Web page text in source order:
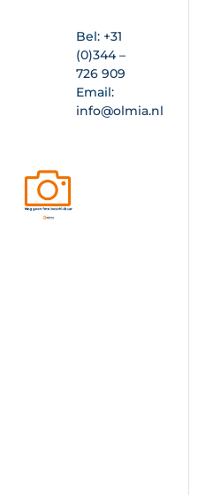
Bel: +31
(0)344 –
726 909
Email:
info@olmia.nl